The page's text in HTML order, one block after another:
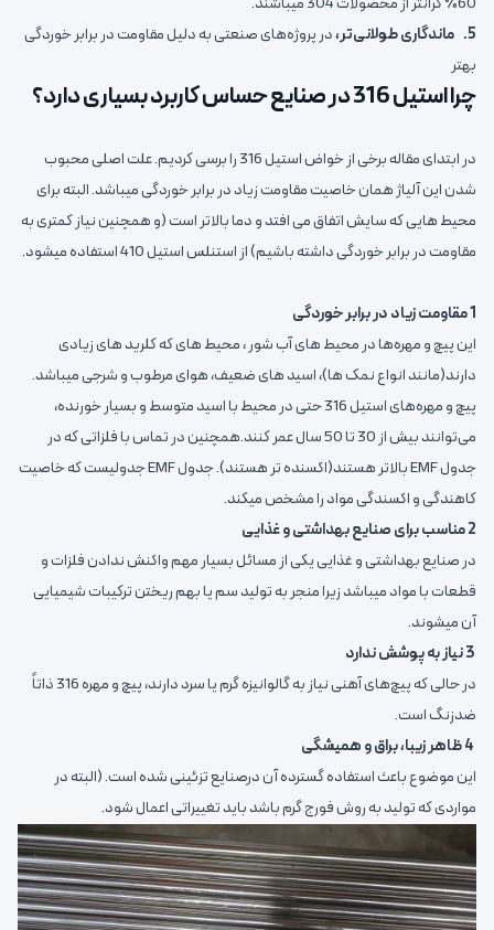
5. ماندگاری طولانی‌تر،
در پروژه‌های صنعتی به دلیل مقاومت در برابر خوردگی
بهتر
چرا استیل 316 در صنایع حساس کاربرد بسیاری دارد؟
در ابتدای مقاله برخی از خواض استیل 316 را برسی کردیم. علت اصلی محبوب
شدن این آلیاژ همان خاصیت مقاومت زیاد در برابر خوردگی میباشد. البته برای
محیط هایی که سایش اتفاق می افتد و دما بالاتر است (و همچنین نیاز کمتری به
مقاومت در برابر خوردگی داشته باشیم) از استنلس استیل 410 استفاده میشود.
1 مقاومت زیاد در برابر خوردگی
این پیچ و مهره‌ها در محیط های آب شور ، محیط های که کلرید های زیادی
دارند(مانند انواع نمک ها)، اسید های ضعیف، هوای مرطوب و شرجی میباشد.
پیچ و مهره‌های استیل 316 حتی در محیط با اسید متوسط و بسیار خورنده،
می‌توانند بیش از 30 تا 50 سال عمر کنند.همچنین در تماس با فلزاتی که در
جدول EMF بالاتر هستند(اکسنده تر هستند). جدول EMF جدولیست که خاصیت
کاهندگی و اکسندگی مواد را مشخص میکند.
2 مناسب برای صنایع بهداشتی و غذایی
در صنایع بهداشتی و غذایی یکی از مسائل بسیار مهم واکنش ندادن فلزات و
قطعات با مواد میباشد زیرا منجر به تولید سم یا بهم ریختن ترکیبات شیمیایی
آن میشوند.
در حالی که پیچ‌های آهنی نیاز به گالوانیزه گرم یا سرد دارند، پیچ و مهره 316 ذاتاً
ضدزنگ است.
این موضوع باعث استفاده گسترده آن درصنایع تزئینی شده است. (البته در
مواردی که تولید به روش فورج گرم باشد باید تغییراتی اعمال شود.